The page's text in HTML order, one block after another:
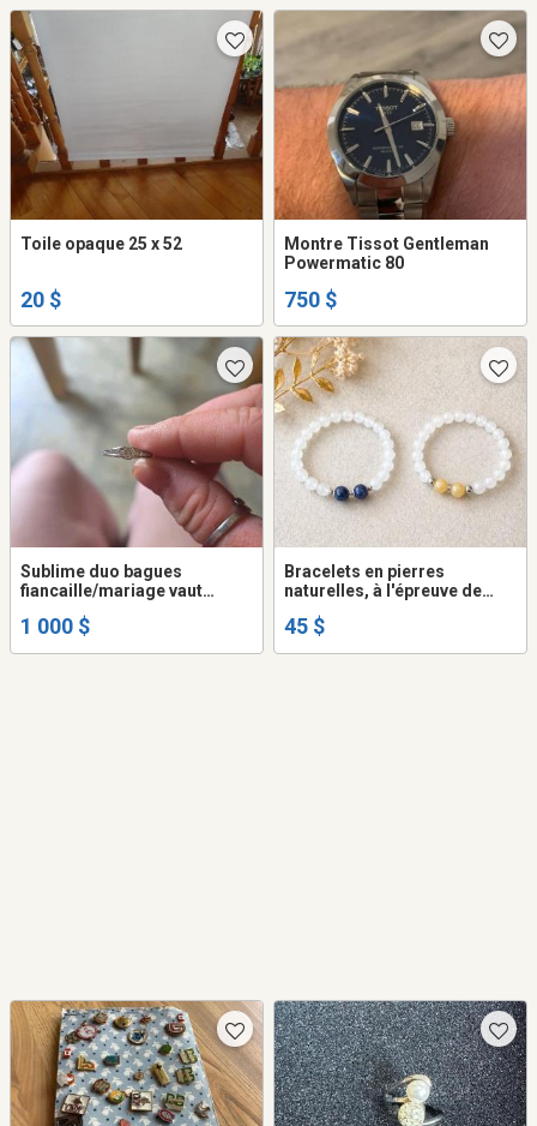
Toile opaque 25 x 52
20 $
Montre Tissot Gentleman
Powermatic 80
750 $
Sublime duo bagues
fiancaille/mariage vaut
1 000 $
Bracelets en pierres
naturelles, à l'épreuve de
45 $